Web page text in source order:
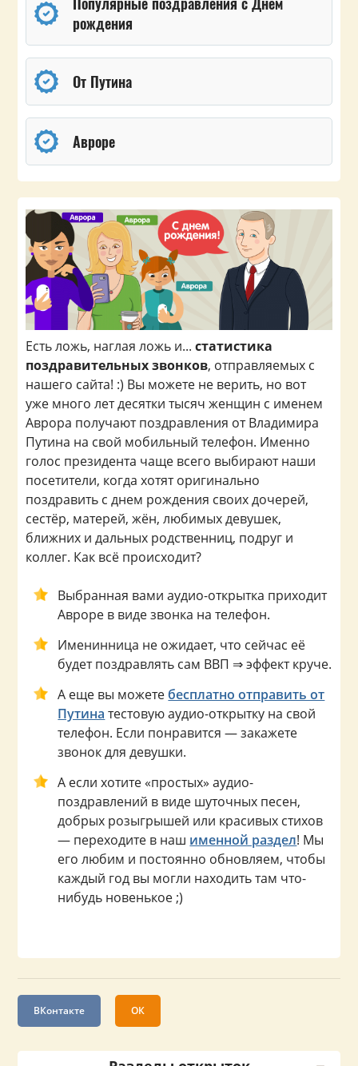
рождения
От Путина
Авроре
Есть ложь, наглая ложь и...статистика
поздравительных звонков, отправляемых с
нашего сайта! :) Вы можете не верить, но вот
уже много лет десятки тысяч женщин с именем
Аврора получают поздравления от Владимира
Путина на свой мобильный телефон. Именно
голос президента чаще всего выбирают наши
посетители, когда хотят оригинально
поздравить с днем рождения своих дочерей,
сестёр, матерей, жён, любимых девушек,
ближних и дальных родственниц, подруг и
коллег. Как всё происходит?
Выбранная вами аудио-открытка приходит
Авроре в виде звонка на телефон.
Именинница не ожидает, что сейчас её
будет поздравлять сам ВВП ⇒ эффект круче.
А еще вы можетебесплатно отправить от
Путина тестовую аудио-открытку на свой
телефон. Если понравится — закажете
звонок для девушки.
А если хотите «простых» аудио-
поздравлений в виде шуточных песен,
добрых розыгрышей или красивых стихов
— переходите в наш именной раздел! Мы
его любим и постоянно обновляем, чтобы
каждый год вы могли находить там что-
нибудь новенькое ;)
ВКонтакте ОК